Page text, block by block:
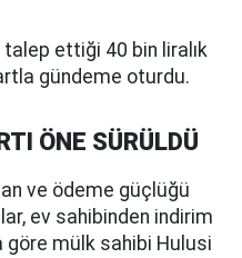
ettiği 40 bin liralık
gündeme oturdu.
ÖNE SÜRÜLDÜ
ve ödeme güçlüğü
ev sahibinden indirim
göre mülk sahibi Hulusi